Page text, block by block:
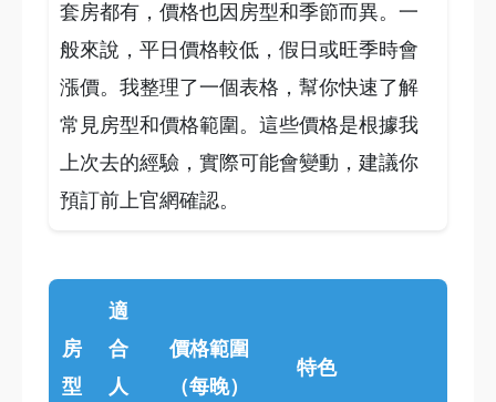
套房都有，價格也因房型和季節而異。一
般來說，平日價格較低，假日或旺季時會
漲價。我整理了一個表格，幫你快速了解
常見房型和價格範圍。這些價格是根據我
上次去的經驗，實際可能會變動，建議你
預訂前上官網確認。
房
型
適
合
人
價格範圍
（每晚）
特色